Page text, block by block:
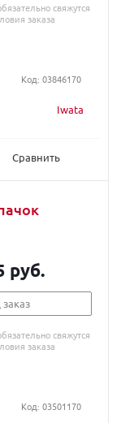
Iwata
Сравнить
свяжутся
заказа
Код: 03846170
руб.
свяжутся
заказа
Код: 03501170